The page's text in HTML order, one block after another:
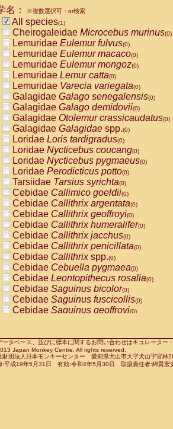
CebidaeCebus nigrivittatus
CebidaeCebus
CebidaeSaimiri boliviensis(0)
CebidaeSaimiri sciureus(0)
AtelidaeAlouatta caraya(0)
AtelidaeAlouatta fusca(0)
AtelidaeAlouatta seniculus
AtelidaeAlouattaspp.(0)
AtelidaeAteles belzebuth(0)
AtelidaeAteles geoffroyi(0)
AtelidaeAteles paniscus(0)
AtelidaeAtelesspp.(0)
Atelidae Lagothrix lagothricha
AtelidaeLagothrix lagothricha cana
PitheciidaeCacajao calvus
PitheciidaeCallicebus cupreus
PitheciidaeCallicebus donacophilus
PitheciidaeCallicebus moloch
PitheciidaeCallicebus torquatus
PitheciidaeCallicebusspp.(0)
PitheciidaeChiropotes satanas(0)
PitheciidaePithecia monachus
PitheciidaePithecia pithecia(0)
CercopithecidaeCercocebus agilis
CercopithecidaeCercocebus
CercopithecidaeCercocebus
CercopithecidaeCercocebus
CercopithecidaeCercocebus
CercopithecidaeCercocebushybrid
CercopithecidaePapio anubis(0)
CercopithecidaePapio cynocephalus
CercopithecidaePapio hamadryas(0)
名： ※複数選択可・or検索
All species(1)
Cheirogaleidae Microcebus murinus(0)
Lemuridae Eulemur fulvus(0)
Lemuridae Eulemur macaco(0)
Lemuridae Eulemur mongoz(0)
Lemuridae Lemur catta(0)
Lemuridae Varecia variegata(0)
Galagidae Galago senegalensis(0)
Galagidae Galago demidovii(0)
Galagidae Otolemur crassicaudatus(0)
Galagidae Galagidae spp.(0)
Loridae Loris tardigradus(0)
Loridae Nycticebus coucang(0)
Loridae Nycticebus pygmaeus(0)
Loridae Perodicticus potto(0)
Tarsiidae Tarsius syrichta(0)
Cebidae Callimico goeldii(0)
Cebidae Callithrix argentata(0)
Cebidae Callithrix geoffroyi(0)
Cebidae Callithrix humeralifer(0)
Cebidae Callithrix jacchus(0)
Cebidae Callithrix penicillata(0)
Cebidae Callithrixspp.(0)
Cebidae Cebuella pygmaea(0)
Cebidae Leontopithecus rosalia(0)
Cebidae Saguinus bicolor(0)
Cebidae Saguinus fuscicollis(0)
Cebidae Saguinus geoffroyi(0)
CebidaeSaguinus leucopus(0)
CebidaeSaguinus midas(0)
Cebidae Saguinus mystax(0)
ータベース、並びに標本に関するお問い合わせはキュレータ
Japan Monkey Centre. All rights reserved.
財団法人日本モンキーセンター 愛知県犬山市大字犬山字官
:平成19年5月31日 有効:令和4年5月30日 取扱責任者:綿貫宏